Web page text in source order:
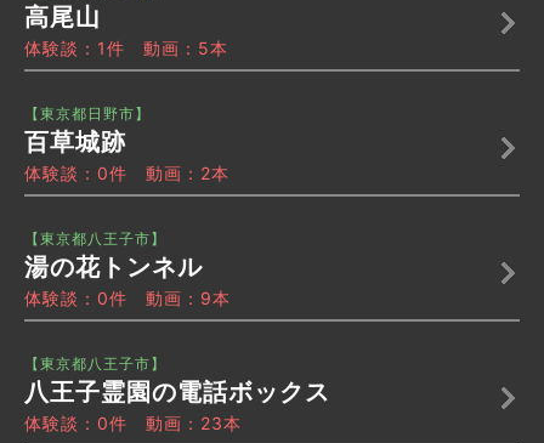
高尾山
体験談：1件 動画：5本
【東京都日野市】
百草城跡
体験談：0件 動画：2本
【東京都八王子市】
湯の花トンネル
体験談：0件 動画：9本
【東京都八王子市】
八王子霊園の電話ボックス
体験談：0件 動画：23本